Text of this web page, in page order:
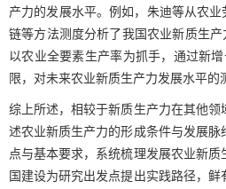
产力的发展水平。例如，朱迪等从农
链等方法测度分析了我国农业新质生
以农业全要素生产率为抓手，通过新
限，对未来农业新质生产力发展水平的
综上所述，相较于新质生产力在其他
述农业新质生产力的形成条件与发展
点与基本要求，系统梳理发展农业新
国建设为研究出发点提出实践路径，